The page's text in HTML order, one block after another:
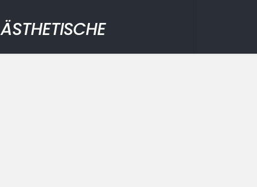
ÄSTHETISCHE